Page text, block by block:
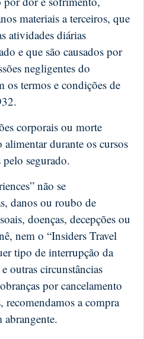
materiais a terceiros, que
atividades diárias
e que são causados ​​por
negligentes do
os termos e condições de
corporais ou morte
alimentar durante os cursos
segurado.
não se
danos ou roubo de
doenças, decepções ou
nem o “Insiders Travel
tipo de interrupção da
outras circunstâncias
por cancelamento
recomendamos a compra